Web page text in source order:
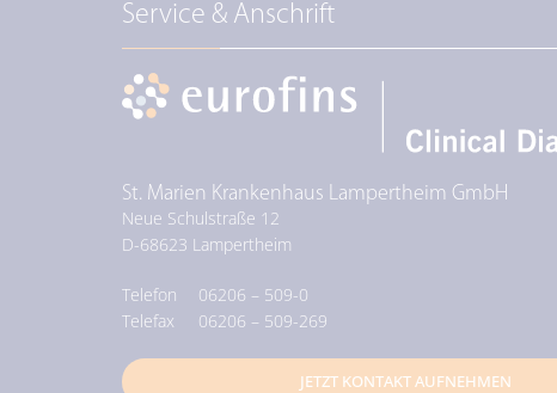
Service & Anschrift
St. Marien Krankenhaus Lampertheim GmbH
Neue Schulstraße 12
D-68623 Lampertheim
Telefon
06206 – 509-0
Telefax
06206 – 509-269
JETZT KONTAKT AUFNEHMEN